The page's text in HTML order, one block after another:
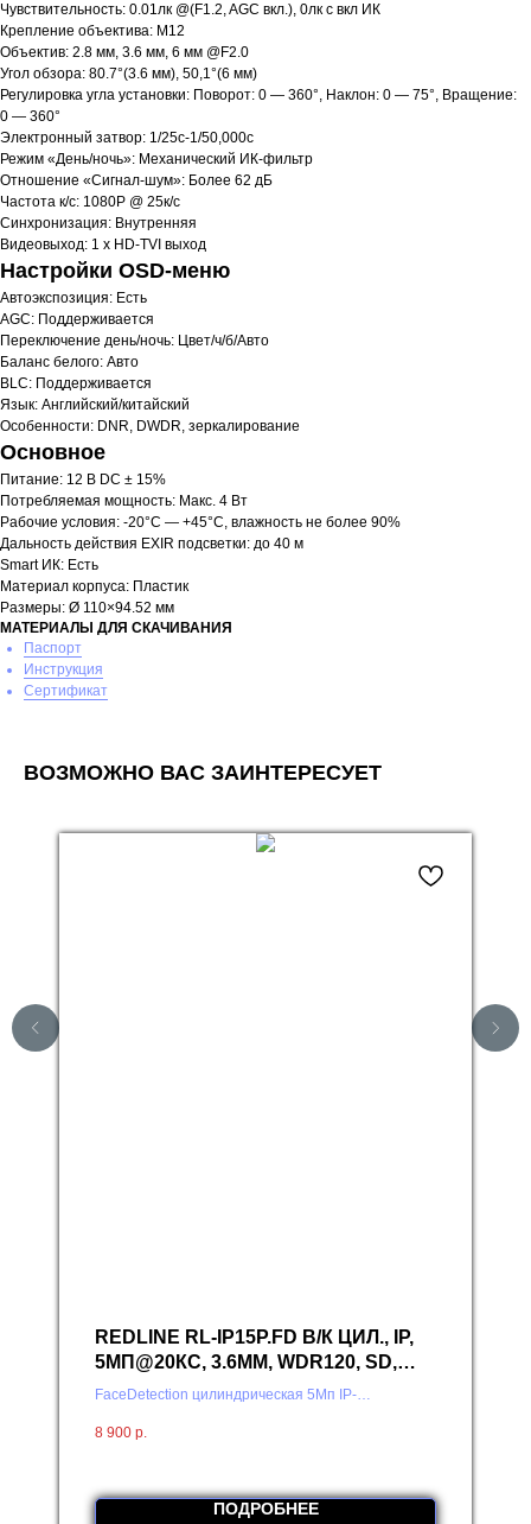
Чувствительность: 0.01лк @(F1.2, AGC вкл.), 0лк с вкл ИК
Крепление объектива: М12
Объектив: 2.8 мм, 3.6 мм, 6 мм @F2.0
Угол обзора: 80.7°(3.6 мм), 50,1°(6 мм)
Регулировка угла установки: Поворот: 0 — 360°, Наклон: 0 — 75°, Вращение:
0 — 360°
Электронный затвор: 1/25с-1/50,000с
Режим «День/ночь»: Механический ИК-фильтр
Отношение «Сигнал-шум»: Более 62 дБ
Частота к/с: 1080Р @ 25к/с
Синхронизация: Внутренняя
Видеовыход: 1 х HD-TVI выход
Настройки OSD-меню
Автоэкспозиция: Есть
AGC: Поддерживается
Переключение день/ночь: Цвет/ч/б/Авто
Баланс белого: Авто
BLC: Поддерживается
Язык: Английский/китайский
Особенности: DNR, DWDR, зеркалирование
Основное
Питание: 12 В DC ± 15%
Потребляемая мощность: Макс. 4 Вт
Рабочие условия: -20°С — +45°С, влажность не более 90%
Дальность действия EXIR подсветки: до 40 м
Smart ИК: Есть
Материал корпуса: Пластик
Размеры: Ø 110×94.52 мм
МАТЕРИАЛЫ ДЛЯ СКАЧИВАНИЯ
Паспорт
Инструкция
Сертификат
ВОЗМОЖНО ВАС ЗАИНТЕРЕСУЕТ
REDLINE RL-IP15P.FD В/К ЦИЛ., IP,
5МП@20КС, 3.6ММ, WDR120, SD,
FACE, POE
FaceDetection цилиндрическая 5Мп IP-
RL-IP15P.FD
8 900 р.
ПОДРОБНЕЕ